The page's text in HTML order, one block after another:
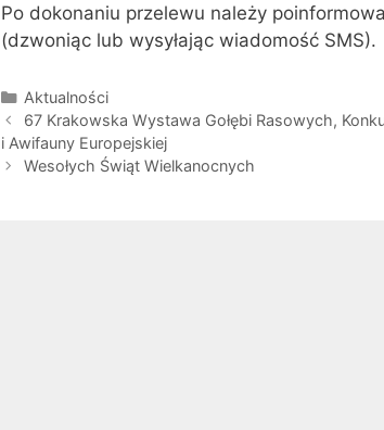
Po dokonaniu przelewu należy
(dzwoniąc lub wysyłając wiadomość SMS).
Kategorie
Aktualności
Zobacz
wpisy
67 Krakowska Wystawa Gołębi Rasowych,
i Awifauny Europejskiej
Wesołych Świąt Wielkanocnych